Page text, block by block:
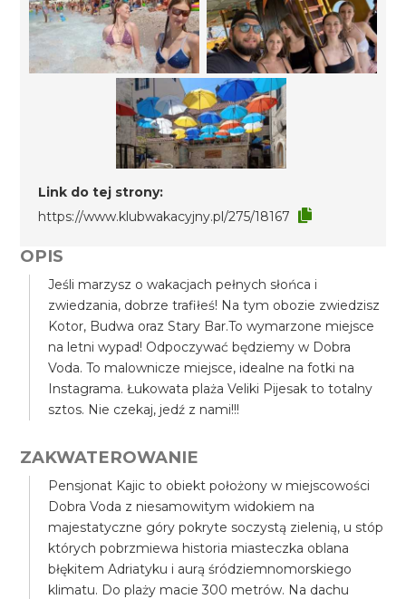
Link do tej strony:
https://www.klubwakacyjny.pl/275/18167
OPIS
Jeśli marzysz o wakacjach pełnych słońca i
zwiedzania, dobrze trafiłeś! Na tym obozie zwiedzisz
Kotor, Budwa oraz Stary Bar.To wymarzone miejsce
na letni wypad! Odpoczywać będziemy w Dobra
Voda. To malownicze miejsce, idealne na fotki na
Instagrama. Łukowata plaża Veliki Pijesak to totalny
sztos. Nie czekaj, jedź z nami!!!
ZAKWATEROWANIE
Pensjonat Kajic to obiekt położony w miejscowości
Dobra Voda z niesamowitym widokiem na
majestatyczne góry pokryte soczystą zielenią, u stóp
których pobrzmiewa historia miasteczka oblana
błękitem Adriatyku i aurą śródziemnomorskiego
klimatu. Do plaży macie 300 metrów. Na dachu